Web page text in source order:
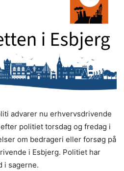
advarer nu erhvervsdrivende
politiet torsdag og fredag i
om bedrageri eller forsøg på
i Esbjerg. Politiet har
i sagerne.